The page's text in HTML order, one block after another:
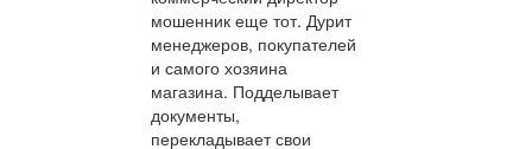
мошенник еще тот. Дурит
менеджеров, покупателей
и самого хозяина
магазина. Подделывает
документы,
перекладывает свои